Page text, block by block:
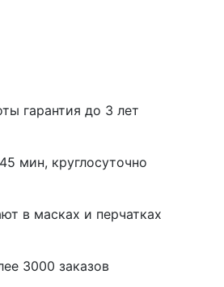
гарантия до 3 лет
мин, круглосуточно
в масках и перчатках
3000 заказов